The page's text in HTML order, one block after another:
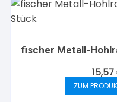
fischer Metall-
15,57
ZUM